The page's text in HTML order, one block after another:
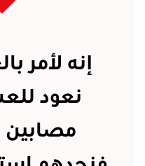
إنه لأمر
نعود
مصابين